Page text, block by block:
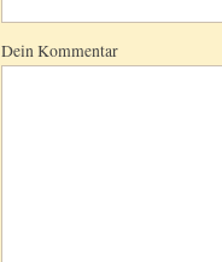
Dein Kommentar